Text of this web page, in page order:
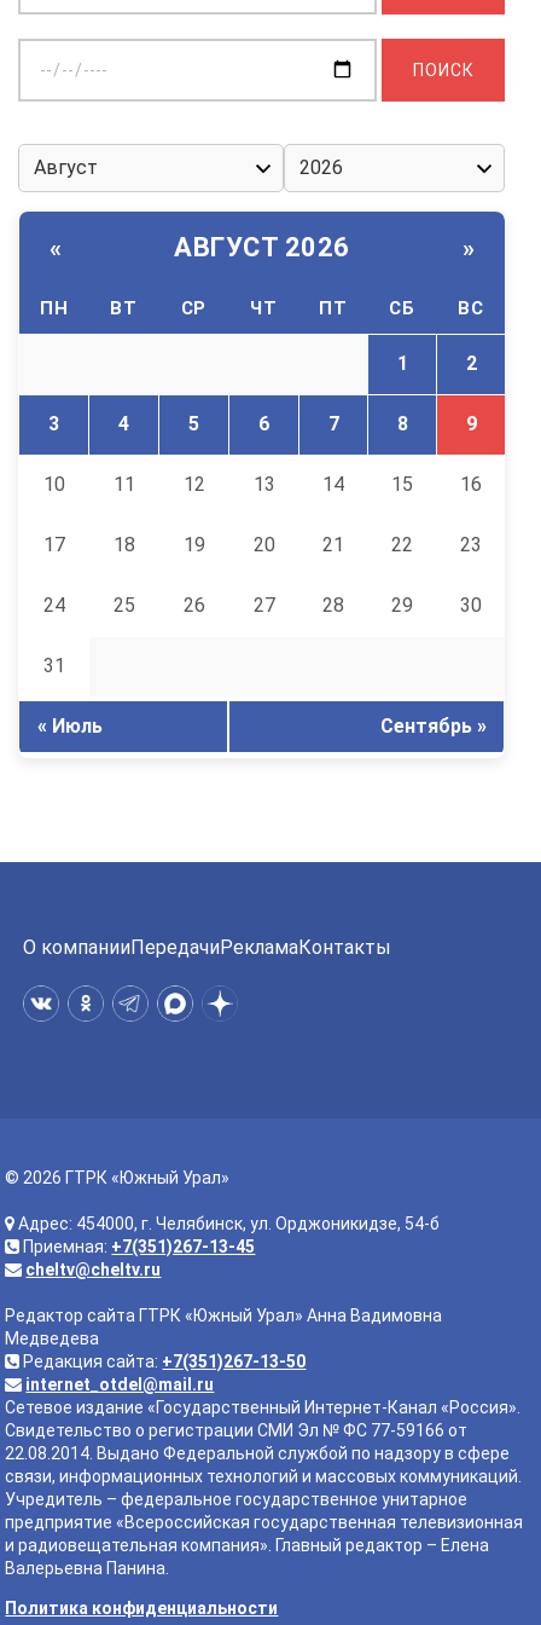
дату:
« АВГУСТ 2026 »
ПН ВТ СР ЧТ ПТ СБ ВС
1 2
3 4 5 6 7 8 9
10 11 12 13 14 15 16
17 18 19 20 21 22 23
24 25 26 27 28 29 30
31
« Июль Сентябрь »
О компанииПередачиРекламаКонтакты
© 2026 ГТРК «Южный Урал»
Адрес: 454000, г. Челябинск, ул. Орджоникидзе, 54-б
Приемная: +7(351)267-13-45
cheltv@cheltv.ru
Редактор сайта ГТРК «Южный Урал» Анна Вадимовна
Медведева
Редакция сайта: +7(351)267-13-50
internet_otdel@mail.ru
Сетевое издание «Государственный Интернет-Канал «Россия».
Свидетельство о регистрации СМИ Эл № ФС 77-59166 от
22.08.2014. Выдано Федеральной службой по надзору в сфере
связи, информационных технологий и массовых коммуникаций.
Учредитель – федеральное государственное унитарное
предприятие «Всероссийская государственная телевизионная
и радиовещательная компания». Главный редактор – Елена
Валерьевна Панина.
Политика конфиденциальности